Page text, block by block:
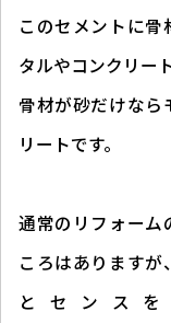
このセメントに
タルやコンクリー
骨材が砂だけなら
リートです。
通常のリフォーム
ころはあります
とセンス